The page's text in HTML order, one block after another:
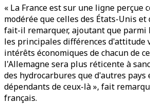
« La France est sur une ligne perçue
modérée que celles des États-Unis et
fait-il remarquer, ajoutant que parmi
les principales différences d'attitude
intérêts économiques de chacun de
l'Allemagne sera plus réticente à
des hydrocarbures que d'autres pays
dépendants de ceux-là », fait
français.